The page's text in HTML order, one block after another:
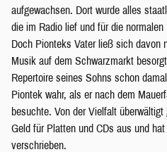
aufgewachsen. Dort wurde alles
die im Radio lief und für die normalen
Doch Pionteks Vater ließ sich davon
Musik auf dem Schwarzmarkt
Repertoire seines Sohns schon
Piontek wahr, als er nach dem
besuchte. Von der Vielfalt
Geld für Platten und CDs aus und
verschrieben.